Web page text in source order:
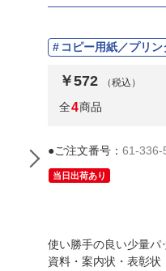
コピー用紙／プリ
￥572 （税込）
全4商品
●ご注文番号： 61-336-
当日出荷あり
使い勝手の良い少量パ
資料・案内状・表彰状